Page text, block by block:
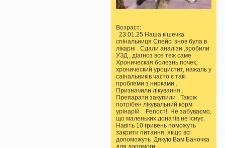
Возраст:
23.01.25 Наша кішечка
спінальниця Спейсі знов була в
лікарні . Сдали аналізи ,зробили
УЗД , діагноз все теж саме
Хроническая болезнь почек,
хронический уроцистит, нажаль у
саінальників часто є такі
проблеми з нирками .
Призначили лікування .
Препарати закупили . Також
потрібен лікувальний корм
урінарій . Репост! Не забуваємо,
що маленьких донатів не існує.
Навіть 10 гривень поможуть
закрити питання, якщо всі
допоможуть Дякую Вам Баночка
для допомоги